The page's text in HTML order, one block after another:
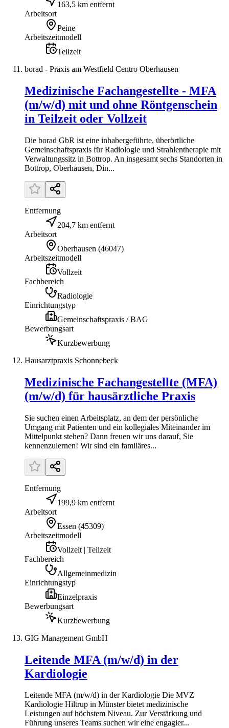
163,5 km entfernt
Arbeitsort
Peine
Arbeitszeitmodell
Teilzeit
borad - Praxis am Westfield Centro Oberhausen
Medizinische Fachangestellte - MFA
(m/w/d) mit und ohne Röntgenschein
in Teilzeit oder Vollzeit
Die borad GbR ist eine inhabergeführte, überörtliche
Gemeinschaftspraxis für Radiologie und Strahlentherapie mit
Verwaltungssitz in Bottrop. An insgesamt sechs Standorten in
Bottrop, Oberhausen, Din...
Entfernung
204,7 km entfernt
Arbeitsort
Oberhausen (46047)
Arbeitszeitmodell
Vollzeit
Fachbereich
Radiologie
Einrichtungstyp
Gemeinschaftspraxis / BAG
Bewerbungsart
Kurzbewerbung
Hausarztpraxis Schonnebeck
Medizinische Fachangestellte (MFA)
(m/w/d) für hausärztliche Praxis
Sie suchen einen Arbeitsplatz, an dem der persönliche
Umgang mit Patienten und ein kollegiales Miteinander im
Mittelpunkt stehen? Dann freuen wir uns darauf, Sie
kennenzulernen! Wir sind ein familäres...
Entfernung
199,9 km entfernt
Arbeitsort
Essen (45309)
Arbeitszeitmodell
Vollzeit | Teilzeit
Fachbereich
Allgemeinmedizin
Einrichtungstyp
Einzelpraxis
Bewerbungsart
Kurzbewerbung
GIG Management GmbH
Leitende MFA (m/w/d) in der
Kardiologie
Leitende MFA (m/w/d) in der Kardiologie Die MVZ
Kardiologie Hiltrup in Münster bietet medizinische
Leistungen auf höchstem Niveau. Zur Verstärkung und
Führung unseres Teams suchen wir eine engagier...